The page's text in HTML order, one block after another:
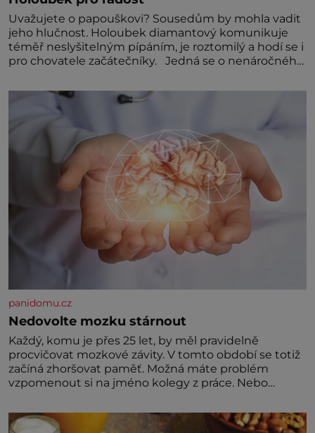
Uvažujete o papouškovi? Sousedům by mohla vadit
jeho hlučnost. Holoubek diamantový komunikuje
téměř neslyšitelným pípáním, je roztomilý a hodí se i
pro chovatele začátečníky. Jedná se o nenáročného
Hodně času tráví na zemi, kde sbírá zbytky semínek
Jeho domovinou je prakticky celá Austrálie s
výjimkou pobřežní oblasti.
panidomu.cz
Nedovolte mozku stárnout
Každý, komu je přes 25 let, by měl pravidelně
procvičovat mozkové závity. V tomto období se totiž
začíná zhoršovat paměť. Možná máte problém
vzpomenout si na jméno kolegy z práce. Nebo
nedávno přečetli. Je to opravdu tak, s věkem jako
kdyby se paměť rozhodla stávkovat. Cvičte